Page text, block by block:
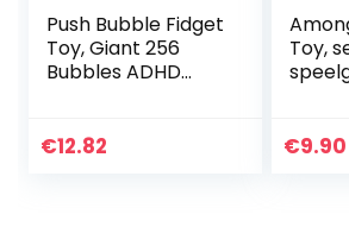
Push Bubble Fidget
Toy, Giant 256
Bubbles ADHD
Reliever Angst
€12.82
Toy,
tactiel
€9.90